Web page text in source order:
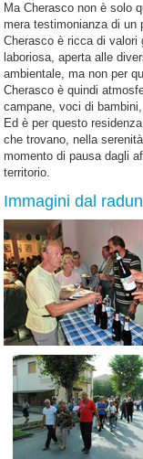
Ma Cherasco non è solo
mera testimonianza di un
Cherasco è ricca di
laboriosa, aperta alle
ambientale, ma non per
Cherasco è quindi
campane, voci di
Ed è per questo
che trovano, nella
momento di pausa dagli
territorio.
Immagini dal